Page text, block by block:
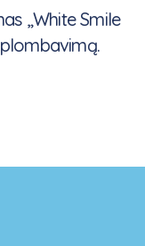
„White Smile